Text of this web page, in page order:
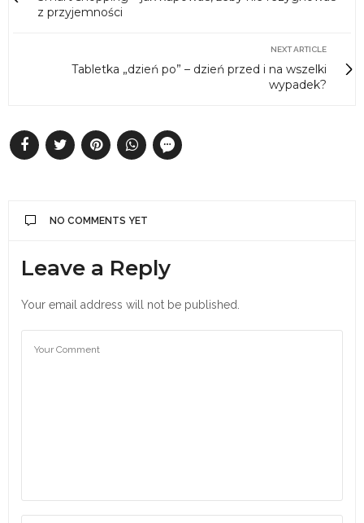
z przyjemności
NEXT ARTICLE
Tabletka „dzień po” – dzień przed i na wszelki
wypadek?
NO COMMENTS YET
Leave a Reply
Your email address will not be published.